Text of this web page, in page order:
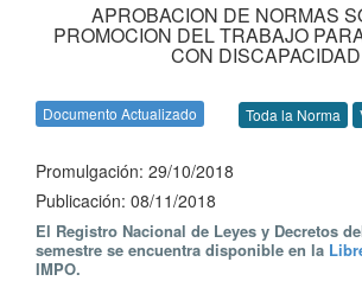
APROBACION DE NORMAS
PROMOCION DEL TRABAJO
CON DISCAPACIDAD
Documento Actualizado Toda la Norma
Promulgación: 29/10/2018
Publicación: 08/11/2018
El Registro Nacional de Leyes y Decretos
semestre se encuentra disponible en la
IMPO.